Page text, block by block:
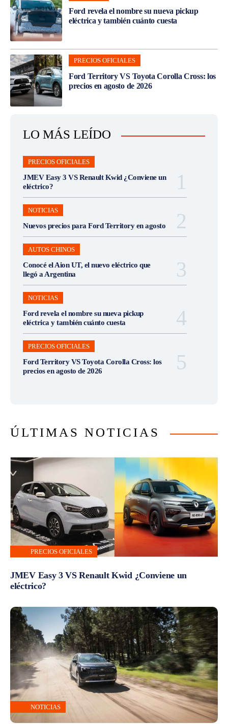
Ford revela el nombre su nueva pickup
eléctrica y también cuánto cuesta
PRECIOS OFICIALES
Ford Territory VS Toyota Corolla Cross: los
precios en agosto de 2026
LO MÁS LEÍDO
PRECIOS OFICIALES
JMEV Easy 3 VS Renault Kwid ¿Conviene un
eléctrico?
NOTICIAS
Nuevos precios para Ford Territory en agosto
AUTOS CHINOS
Conocé el Aion UT, el nuevo eléctrico que
llegó a Argentina
NOTICIAS
Ford revela el nombre su nueva pickup
eléctrica y también cuánto cuesta
PRECIOS OFICIALES
Ford Territory VS Toyota Corolla Cross: los
precios en agosto de 2026
ÚLTIMAS NOTICIAS
PRECIOS OFICIALES
JMEV Easy 3 VS Renault Kwid ¿Conviene un
eléctrico?
NOTICIAS